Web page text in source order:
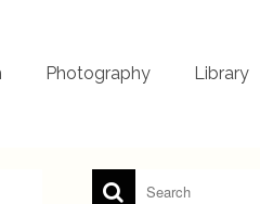
Photography Library